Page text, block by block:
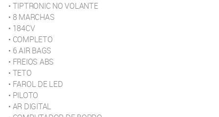
• TIPTRONIC NO VOLANTE
• 8 MARCHAS
• 184CV
• COMPLETO
• 6 AIR BAGS
• FREIOS ABS
• TETO
• FAROL DE LED
• PILOTO
• AR DIGITAL